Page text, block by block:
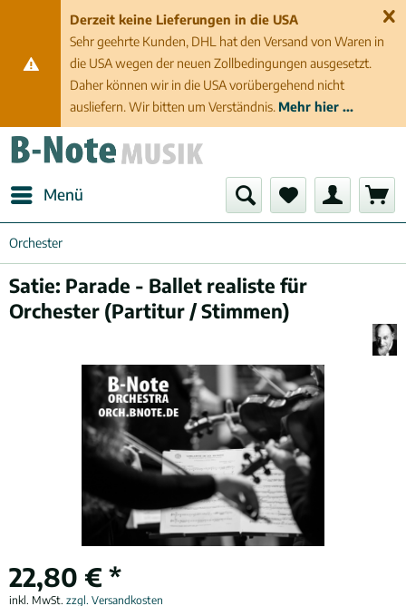
Derzeit keine Lieferungen in die USA
Sehr geehrte Kunden, DHL hat den Versand von Waren in
die USA wegen der neuen Zollbedingungen ausgesetzt.
Daher können wir in die USA vorübergehend nicht
ausliefern. Wir bitten um Verständnis. Mehr hier ...
Menü
Orchester
Satie: Parade - Ballet realiste für
Orchester (Partitur / Stimmen)
22,80 € *
inkl. MwSt. zzgl. Versandkosten